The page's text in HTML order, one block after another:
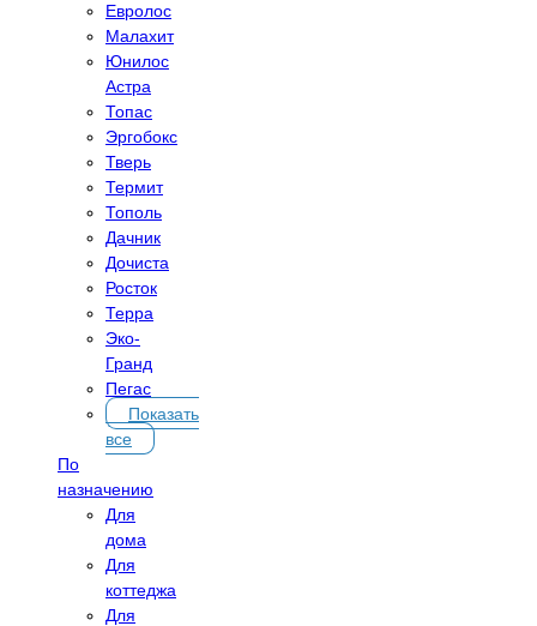
Евролос
Малахит
Юнилос
Астра
Топас
Эргобокс
Тверь
Термит
Тополь
Дачник
Дочиста
Росток
Терра
Эко-
Гранд
Пегас
Показать
все
По
назначению
Для
дома
Для
коттеджа
Для